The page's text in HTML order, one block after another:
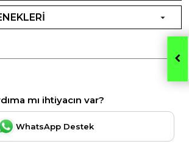
mı ihtiyacın var?
WhatsApp Destek